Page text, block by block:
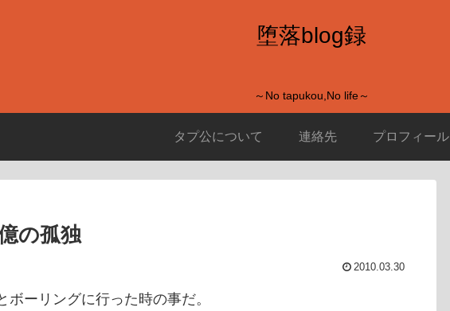
堕落blog録
～No tapukou,No life～
タプ公について 連絡先 プロフィール
孤独
2010.03.30
ボーリングに行った時の事だ。